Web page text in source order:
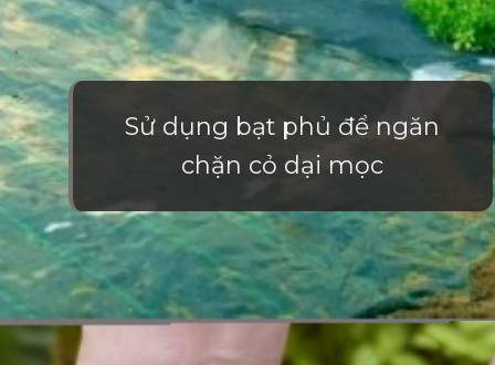
Sử dụng bạt phủ để ngăn
chặn cỏ dại mọc
Đang mở